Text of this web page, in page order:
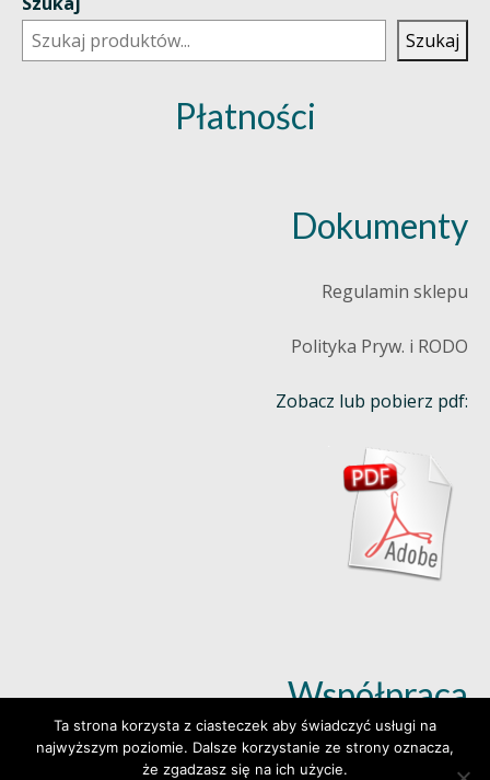
Szukaj
Płatności
Dokumenty
Regulamin sklepu
Polityka Pryw. i RODO
Zobacz lub pobierz pdf:
Współpraca
Dowiedz się więcej (klik)
Ta strona korzysta z ciasteczek aby świadczyć usługi na
najwyższym poziomie. Dalsze korzystanie ze strony oznacza,
że zgadzasz się na ich użycie.